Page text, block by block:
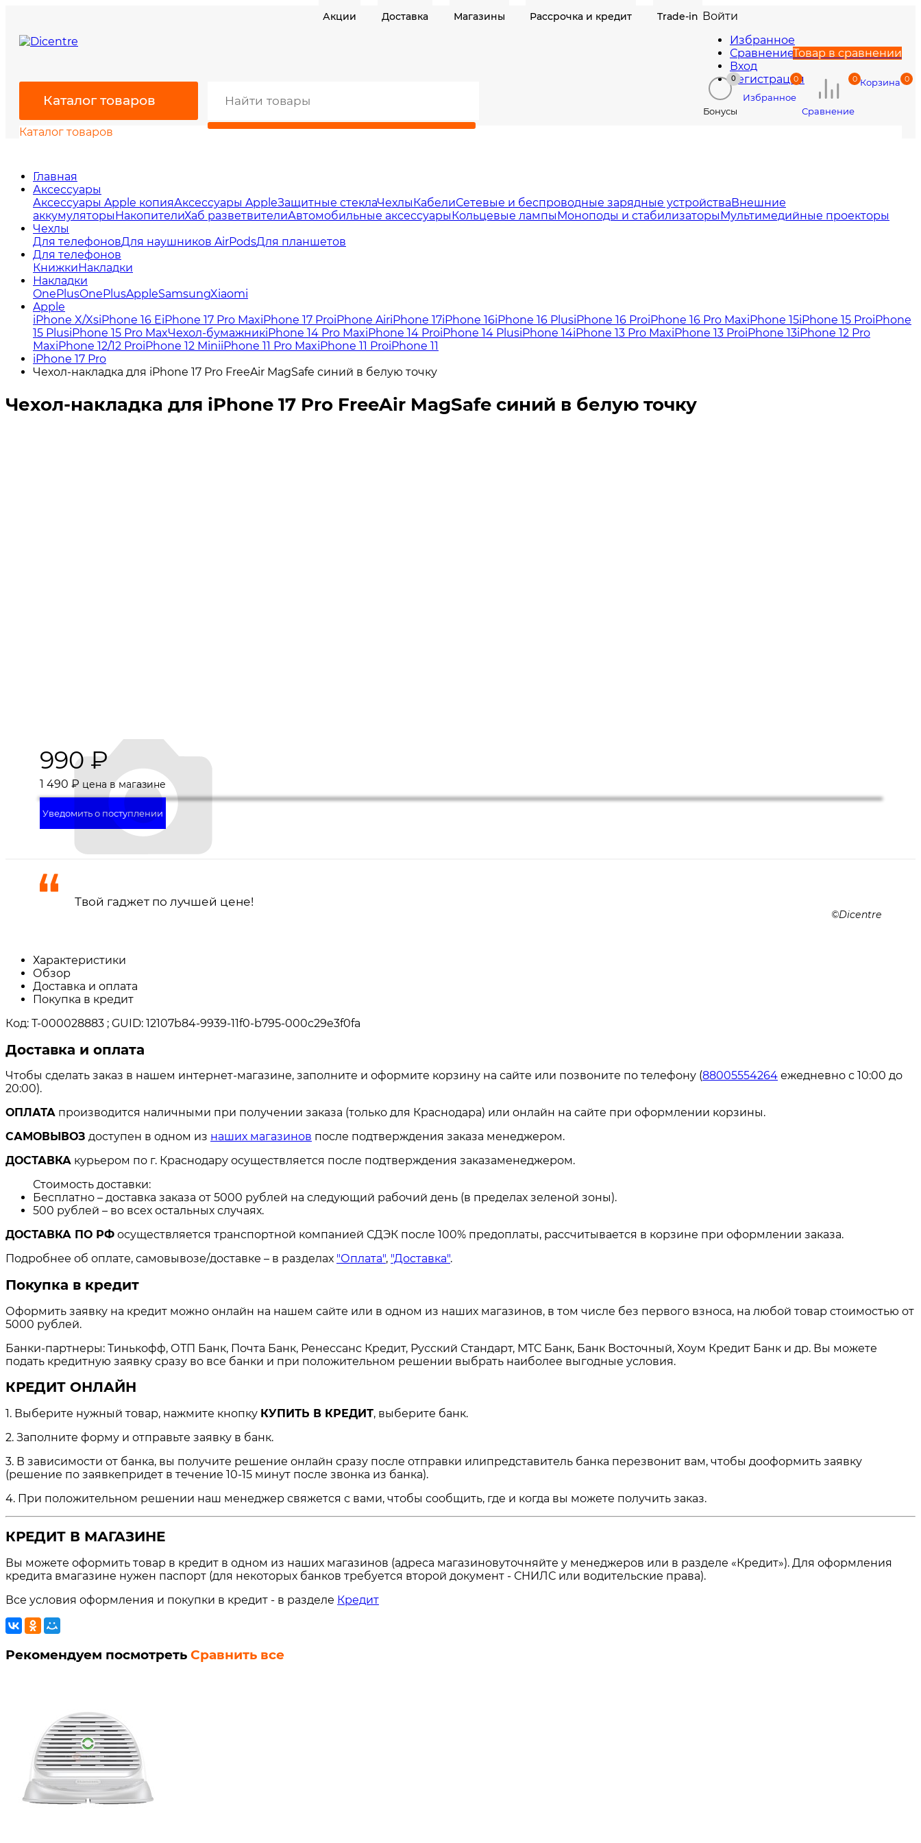
Акции Доставка Магазины Рассрочка и кредит Trade-in Войти
Избранное
СравнениеТовар в сравнении
Вход
Регистрация
Каталог товаров
0
Бонусы
0
Избранное
0
Сравнение
0
Корзина
Каталог товаров
Главная
Аксессуары
Аксессуары Apple копияАксессуары AppleЗащитные стеклаЧехлыКабелиСетевые и беспроводные зарядные устройстваВнешние
аккумуляторыНакопителиХаб разветвителиАвтомобильные аксессуарыКольцевые лампыМоноподы и стабилизаторыМультимедийные проекторы
Чехлы
Для телефоновДля наушников AirPodsДля планшетов
Для телефонов
КнижкиНакладки
Накладки
OnePlusOnePlusAppleSamsungXiaomi
Apple
iPhone X/XsiPhone 16 EiPhone 17 Pro MaxiPhone 17 ProiPhone AiriPhone 17iPhone 16iPhone 16 PlusiPhone 16 ProiPhone 16 Pro MaxiPhone 15iPhone 15 ProiPhone
15 PlusiPhone 15 Pro MaxЧехол-бумажникiPhone 14 Pro MaxiPhone 14 ProiPhone 14 PlusiPhone 14iPhone 13 Pro MaxiPhone 13 ProiPhone 13iPhone 12 Pro
MaxiPhone 12/12 ProiPhone 12 MiniiPhone 11 Pro MaxiPhone 11 ProiPhone 11
iPhone 17 Pro
Чехол-накладка для iPhone 17 Pro FreeAir MagSafe синий в белую точку
Чехол-накладка для iPhone 17 Pro FreeAir MagSafe синий в белую точку
990₽
1 490 ₽ цена в магазине
Уведомить о поступлении
Твой гаджет по лучшей цене!
Dicentre
Характеристики
Обзор
Доставка и оплата
Покупка в кредит
Код: Т-000028883 ; GUID: 12107b84-9939-11f0-b795-000c29e3f0fa
Доставка и оплата
Чтобы сделать заказ в нашем интернет-магазине, заполните и оформите корзину на сайте или позвоните по телефону (88005554264 ежедневно с 10:00 до
20:00).
ОПЛАТА производится наличными при получении заказа (только для Краснодара) или онлайн на сайте при оформлении корзины.
САМОВЫВОЗ доступен в одном из наших магазинов после подтверждения заказа менеджером.
ДОСТАВКА курьером по г. Краснодару осуществляется после подтверждения заказаменеджером.
Стоимость доставки:
Бесплатно – доставка заказа от 5000 рублей на следующий рабочий день (в пределах зеленой зоны).
500 рублей – во всех остальных случаях.
ДОСТАВКА ПО РФ осуществляется транспортной компанией СДЭК после 100% предоплаты, рассчитывается в корзине при оформлении заказа.
Подробнее об оплате, самовывозе/доставке – в разделах "Оплата", "Доставка".
Покупка в кредит
Оформить заявку на кредит можно онлайн на нашем сайте или в одном из наших магазинов, в том числе без первого взноса, на любой товар стоимостью от
5000 рублей.
Банки-партнеры: Тинькофф, ОТП Банк, Почта Банк, Ренессанс Кредит, Русский Стандарт, МТС Банк, Банк Восточный, Хоум Кредит Банк и др. Вы можете
подать кредитную заявку сразу во все банки и при положительном решении выбрать наиболее выгодные условия.
КРЕДИТ ОНЛАЙН
1. Выберите нужный товар, нажмите кнопку КУПИТЬ В КРЕДИТ, выберите банк.
2. Заполните форму и отправьте заявку в банк.
3. В зависимости от банка, вы получите решение онлайн сразу после отправки илипредставитель банка перезвонит вам, чтобы дооформить заявку
(решение по заявкепридет в течение 10-15 минут после звонка из банка).
4. При положительном решении наш менеджер свяжется с вами, чтобы сообщить, где и когда вы можете получить заказ.
КРЕДИТ В МАГАЗИНЕ
Вы можете оформить товар в кредит в одном из наших магазинов (адреса магазиновуточняйте у менеджеров или в разделе «Кредит»). Для оформления
кредита вмагазине нужен паспорт (для некоторых банков требуется второй документ - СНИЛС или водительские права).
Все условия оформления и покупки в кредит - в разделе Кредит
Рекомендуем посмотреть Сравнить все